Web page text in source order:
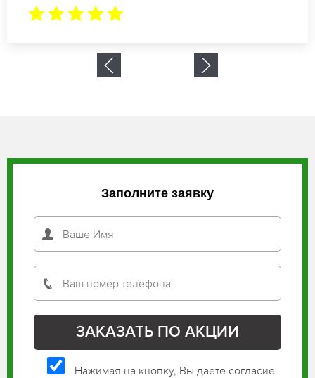
Заполните заявку
Нажимая на кнопку, Вы даете согласие